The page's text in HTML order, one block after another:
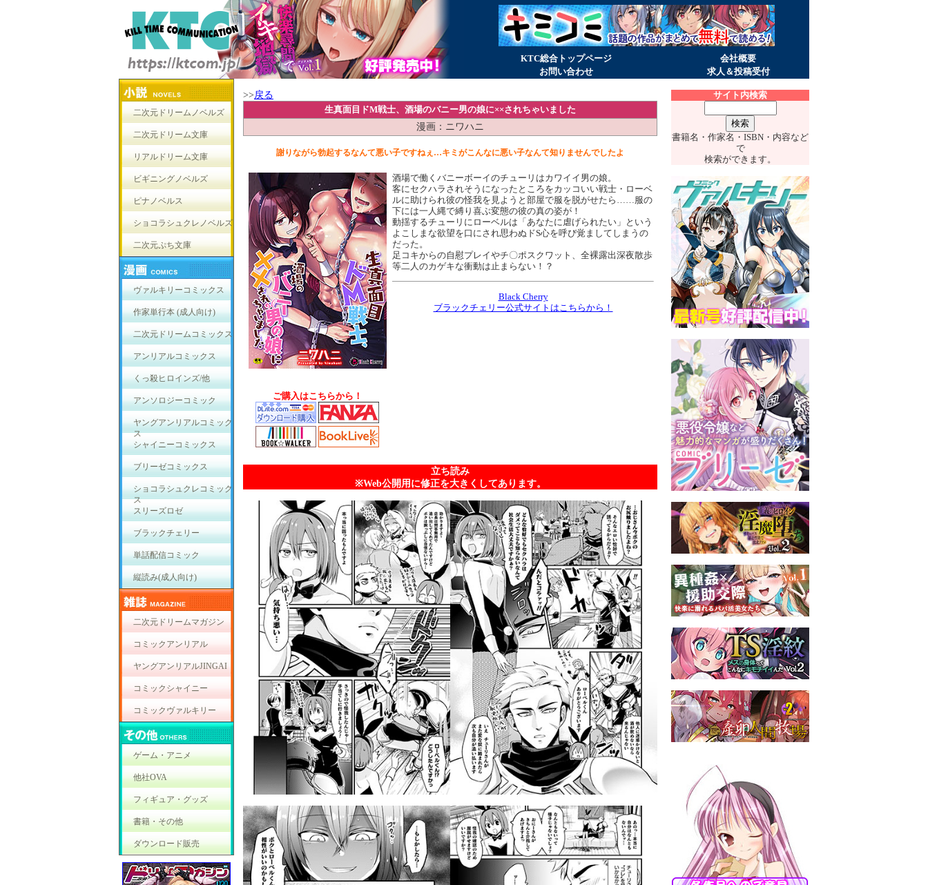
KTC総合トップページ
会社概要
お問い合わせ
求人＆投稿受付
二次元ドリームノベルズ
二次元ドリーム文庫
リアルドリーム文庫
ビギニングノベルズ
ピナノベルス
ショコラシュクレノベルズ
二次元ぷち文庫
ヴァルキリーコミックス
作家単行本 (成人向け)
二次元ドリームコミックス
アンリアルコミックス
くっ殺ヒロインズ/他
アンソロジーコミック
ヤングアンリアルコミック
ス
シャイニーコミックス
ブリーゼコミックス
ショコラシュクレコミック
ス
スリーズロゼ
ブラックチェリー
単話配信コミック
縦読み(成人向け)
二次元ドリームマガジン
コミックアンリアル
ヤングアンリアルJINGAI
コミックシャイニー
コミックヴァルキリー
ゲーム・アニメ
他社OVA
フィギュア・グッズ
書籍・その他
ダウンロード販売
>>戻る
生真面目ドM戦士、酒場のバニー男の娘に××されちゃいました
漫画：ニワハニ
謝りながら勃起するなんて悪い子ですねぇ…キミがこんなに悪い子なんて知りませんでしたよ
ご購入はこちらから！
酒場で働くバニーボーイのチューリはカワイイ男の娘。
客にセクハラされそうになったところをカッコいい戦士・ローベ
ルに助けられ彼の怪我を見ようと部屋で服を脱がせたら……服の
下には一人縄で縛り喜ぶ変態の彼の真の姿が！
動揺するチューリにローベルは「あなたに虐げられたい」という
よこしまな欲望を口にされ思わぬドS心を呼び覚ましてしまうの
だった。
足コキからの自慰プレイやチ〇ポスクワット、全裸露出深夜散歩
等二人のカゲキな衝動は止まらない！？
Black Cherry
ブラックチェリー公式サイトはこちらから！
立ち読み
※Web公開用に修正を大きくしてあります。
サイト内検索
書籍名・作家名・ISBN・内容など
で
検索ができます。